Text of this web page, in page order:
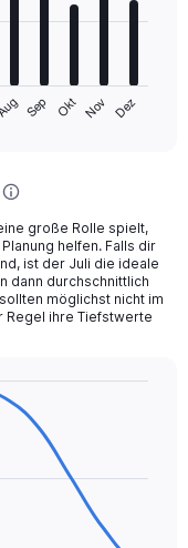
Sep Okt Nov Dez
große Rolle spielt,
helfen. Falls dir
ist der Juli die ideale
dann durchschnittlich
möglichst nicht im
Regel ihre Tiefstwerte